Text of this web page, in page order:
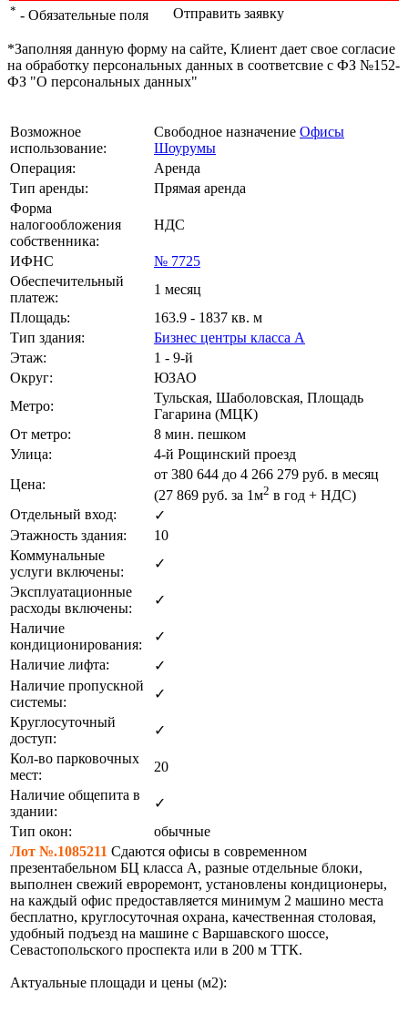
* - Обязательные поля Отправить заявку
*Заполняя данную форму на сайте, Клиент дает свое согласие
на обработку персональных данных в соответсвие с ФЗ №152-
ФЗ "О персональных данных"
Возможное
использование:
Свободное назначение Офисы
Шоурумы
Операция:
Аренда
Тип аренды:
Прямая аренда
Форма
налогообложения
собственника:
НДС
ИФНС
№ 7725
Обеспечительный
платеж:
1 месяц
Площадь:
163.9 - 1837 кв. м
Тип здания:
Бизнес центры класса А
Этаж:
1 - 9-й
Округ:
ЮЗАО
Метро:
Тульская, Шаболовская, Площадь
Гагарина (МЦК)
От метро:
8 мин. пешком
Улица:
4-й Рощинский проезд
Цена:
от 380 644 до 4 266 279 руб. в месяц
(27 869 руб. за 1м2 в год + НДС)
Отдельный вход:
✓
Этажность здания:
10
Коммунальные
услуги включены:
✓
Эксплуатационные
расходы включены:
✓
Наличие
кондиционирования:
✓
Наличие лифта:
✓
Наличие пропускной
системы:
✓
Круглосуточный
доступ:
✓
Кол-во парковочных
мест:
20
Наличие общепита в
здании:
✓
Тип окон:
обычные
Лот №.1085211 Сдаются офисы в современном
презентабельном БЦ класса А, разные отдельные блоки,
выполнен свежий евроремонт, установлены кондиционеры,
на каждый офис предоставляется минимум 2 машино места
бесплатно, круглосуточная охрана, качественная столовая,
удобный подъезд на машине с Варшавского шоссе,
Севастопольского проспекта или в 200 м ТТК.
Актуальные площади и цены (м2):